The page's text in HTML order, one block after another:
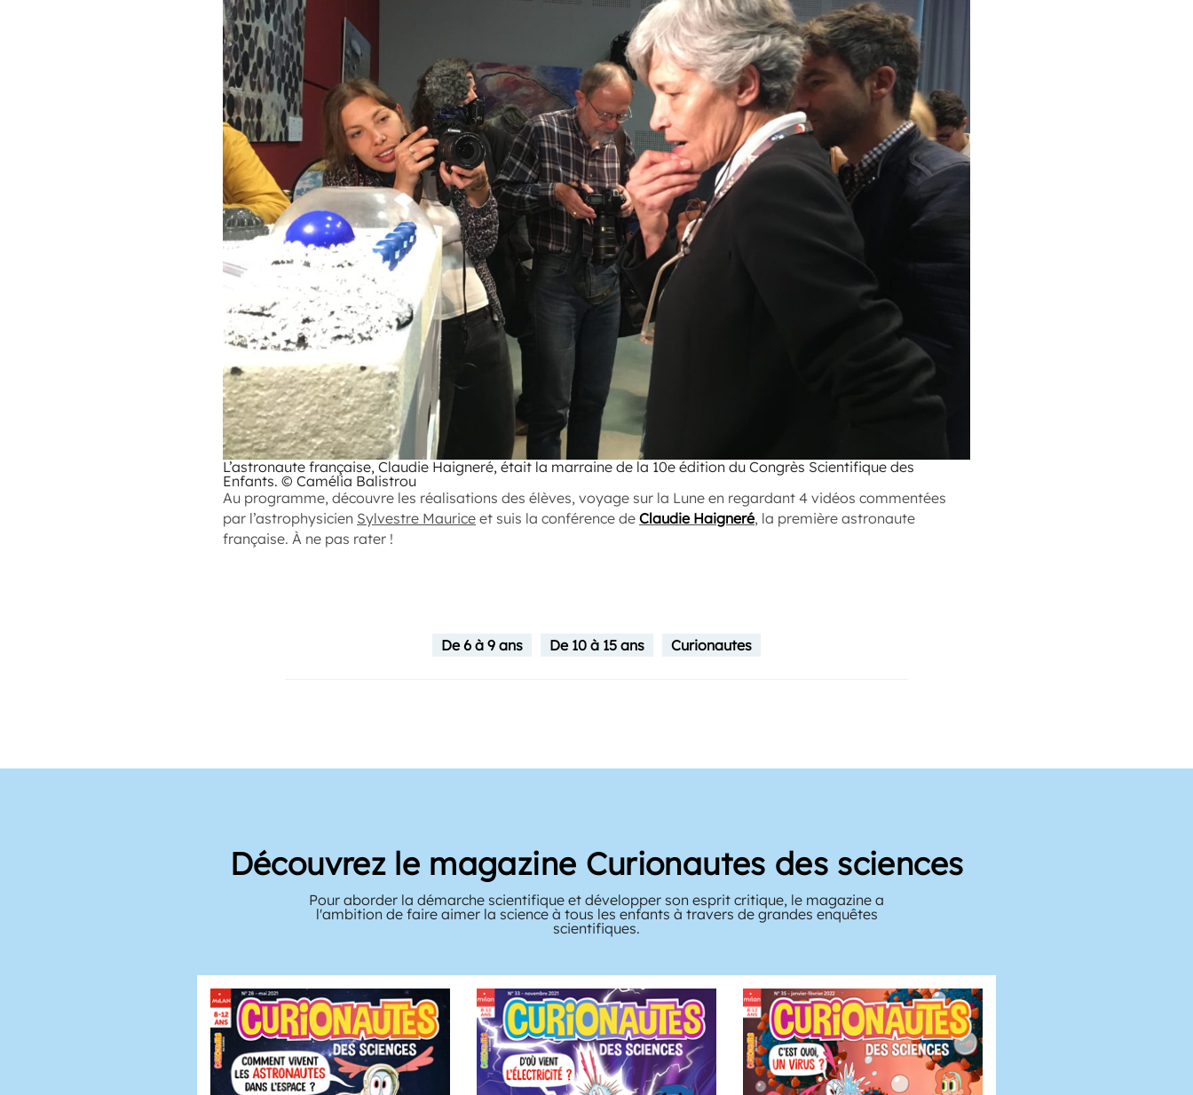
L’astronaute française, Claudie Haigneré, était la marraine de la 10e édition du Congrès Scientifique des
Enfants. © Camélia Balistrou
Au programme, découvre les réalisations des élèves, voyage sur la Lune en regardant 4 vidéos commentées
par l’astrophysicien Sylvestre Maurice et suis la conférence de Claudie Haigneré, la première astronaute
française. À ne pas rater !
De 6 à 9 ans De 10 à 15 ans Curionautes
Découvrez le magazine Curionautes des sciences
Pour aborder la démarche scientifique et développer son esprit critique, le magazine a
l'ambition de faire aimer la science à tous les enfants à travers de grandes enquêtes
scientifiques.